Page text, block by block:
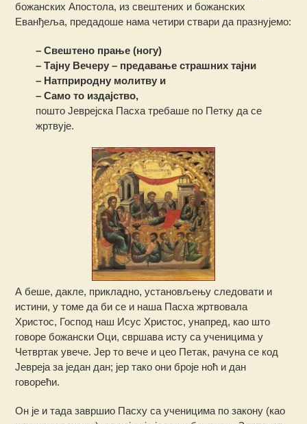
божанских Апостола, из свештених и божанских
Еванђеља, предадоше нама четири ствари да празнујемо:
– Свештено прање (ногу)
– Тајну Вечеру – предавање страшних тајни
– Натприродну молитву и
– Само то издајство,
пошто Јеврејска Пасха требаше по Петку да се
жртвује.
А беше, дакле, прикладно, установљењу следовати и
истини, у томе да би се и наша Пасха жртвовала
Христос, Господ наш Исус Христос, унапред, као што
говоре божански Оци, свршава исту са ученицима у
Четвртак увече. Јер то вече и цео Петак, рачуна се код
Јевреја за један дан; јер тако они броје ноћ и дан
говорећи.
Он је и тада завршио Пасху са ученицима по закону (као